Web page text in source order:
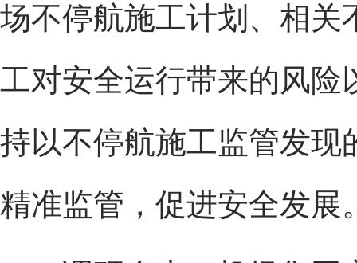
场不停航施工计划、相关
工对安全运行带来的风险
持以不停航施工监管发现
精准监管，促进安全发展